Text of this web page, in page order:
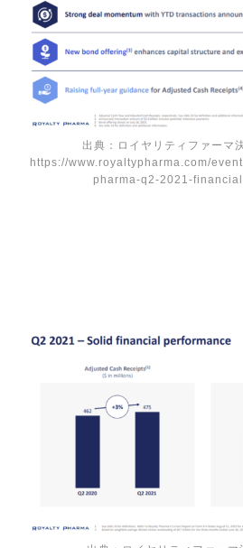
出典：ロイヤリティファー
https://www.royaltypharma.com/
pharma-q2-2021-